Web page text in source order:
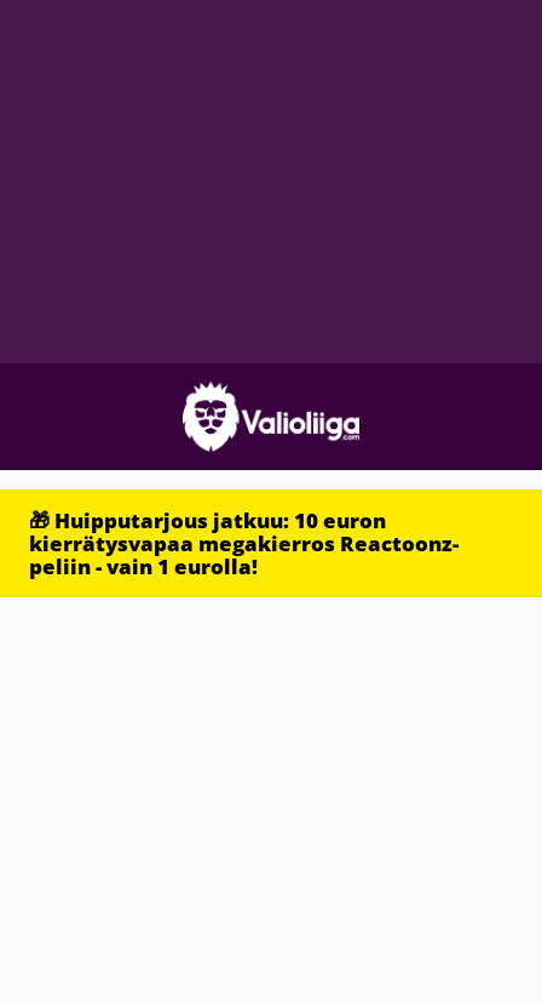
🎁 Huipputarjous jatkuu: 10 euron
kierrätysvapaa megakierros Reactoonz-
peliin - vain 1 eurolla!